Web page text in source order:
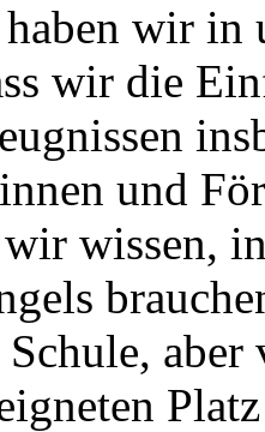
wir
wir die
und
wissen,